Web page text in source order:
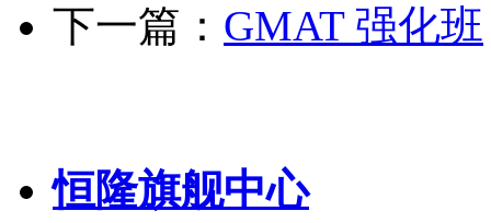
下一篇： GMAT 强化班
恒隆旗舰中心